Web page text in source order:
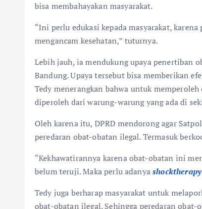
bisa membahayakan masyarakat.
“Ini perlu edukasi kepada masyarakat,
mengancam kesehatan,” tuturnya.
Lebih jauh, ia mendukung upaya penertiban
Bandung. Upaya tersebut bisa memberikan
Tedy menerangkan bahwa untuk
diperoleh dari warung-warung yang ada di
Oleh karena itu, DPRD mendorong agar
peredaran obat-obatan ilegal. Termasuk
“Kekhawatirannya karena obat-obatan ini
belum teruji. Maka perlu adanyashocktherapy
Tedy juga berharap masyarakat untuk
obat-obatan ilegal. Sehingga peredaran